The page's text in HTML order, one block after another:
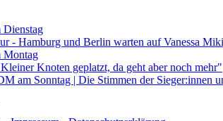
Dienstag
- Hamburg und Berlin warten auf Vanessa
Montag
Knoten geplatzt, da geht aber noch mehr"
am Sonntag | Die Stimmen der Sieger:innen